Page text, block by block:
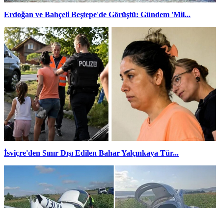
Erdoğan ve Bahçeli Beştepe'de Görüştü: Gündem 'Mil...
İsviçre'den Sınır Dışı Edilen Bahar Yalçınkaya Tür...